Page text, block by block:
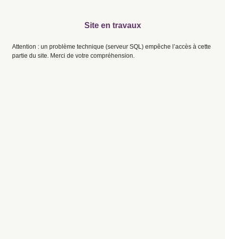
Site en travaux
Attention : un problème technique (serveur SQL) empêche l’accès à cette
partie du site. Merci de votre compréhension.